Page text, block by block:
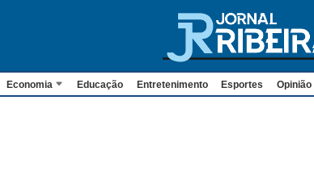
Economia Educação Entretenimento Esportes Opinião